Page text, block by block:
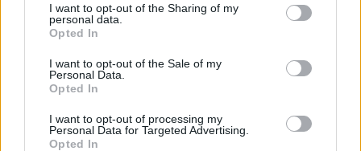
I want to opt-out of the Sharing of my
personal data.
Opted In
I want to opt-out of the Sale of my
Personal Data.
Opted In
I want to opt-out of processing my
Personal Data for Targeted Advertising.
Opted In